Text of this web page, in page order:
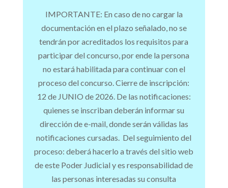
IMPORTANTE: En caso de no cargar la
documentación en el plazo señalado, no se
tendrán por acreditados los requisitos para
participar del concurso, por ende la persona
no estará habilitada para continuar con el
proceso del concurso. Cierre de inscripción:
12 de JUNIO de 2026. De las notificaciones:
quienes se inscriban deberán informar su
dirección de e-mail, donde serán válidas las
notificaciones cursadas. Del seguimiento del
proceso: deberá hacerlo a través del sitio web
de este Poder Judicial y es responsabilidad de
las personas interesadas su consulta